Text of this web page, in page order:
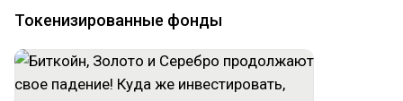
Токенизированные фонды